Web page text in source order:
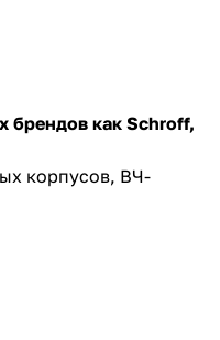
брендов как Schroff,
корпусов, ВЧ-